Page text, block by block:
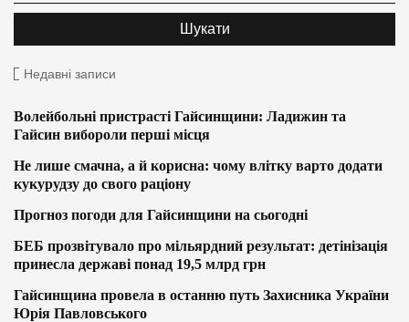
Недавні записи
Волейбольні пристрасті Гайсинщини: Ладижин та
Гайсин вибороли перші місця
Не лише смачна, а й корисна: чому влітку варто додати
кукурудзу до свого раціону
Прогноз погоди для Гайсинщини на сьогодні
БЕБ прозвітувало про мільярдний результат: детінізація
принесла державі понад 19,5 млрд грн
Гайсинщина провела в останню путь Захисника України
Юрія Павловського